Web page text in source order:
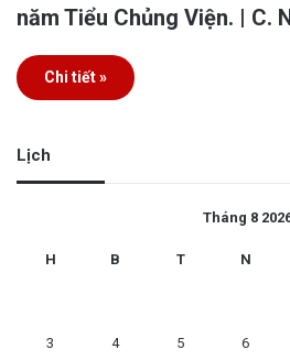
năm Tiểu Chủng Viện. | C.
Chi tiết »
Lịch
Tháng 8
H B T N
3 4 5 6